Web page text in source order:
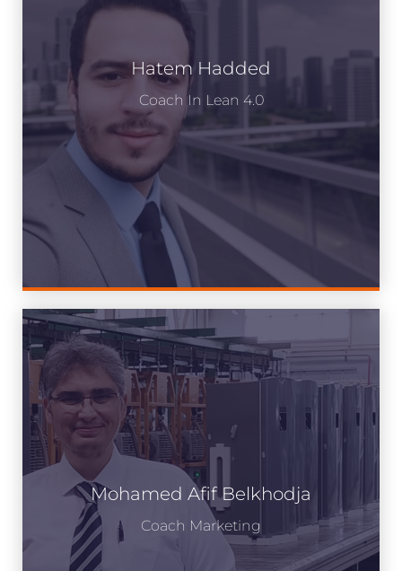
Hatem Hadded
Coach In Lean 4.0
Mohamed Afif Belkhodja
Coach Marketing